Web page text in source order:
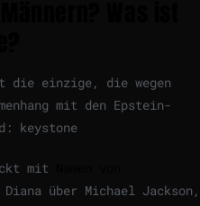
die einzige, die wegen
mit den Epstein-
keystone
mit
über Michael Jackson,